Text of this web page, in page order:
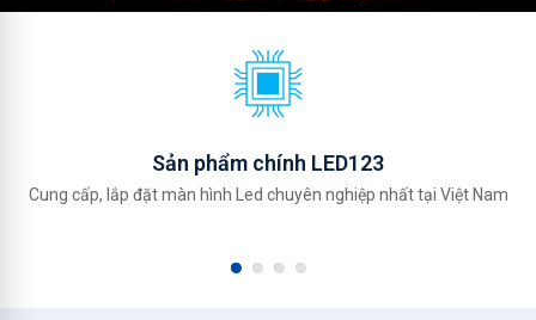
Sản phẩm chính LED123
Cung cấp, lắp đặt màn hình Led chuyên nghiệp nhất tại Việt Nam